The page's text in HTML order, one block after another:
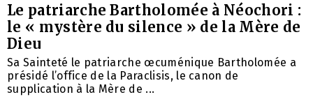
Le patriarche Bartholomée à Néochori :
le « mystère du silence » de la Mère de
Dieu
Sa Sainteté le patriarche œcuménique Bartholomée a
présidé l’office de la Paraclisis, le canon de
supplication à la Mère de ...